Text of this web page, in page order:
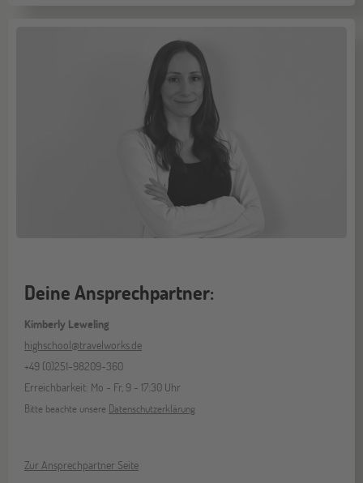
Deine Ansprechpartner:
Kimberly Leweling
highschool@travelworks.de
+49 (0)251-98209-360
Erreichbarkeit: Mo - Fr, 9 - 17:30 Uhr
Bitte beachte unsere Datenschutzerklärung
Zur Ansprechpartner Seite